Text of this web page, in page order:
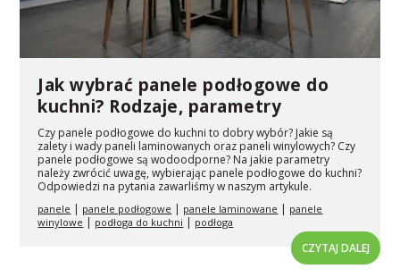
Jak wybrać panele podłogowe do
kuchni? Rodzaje, parametry
Czy panele podłogowe do kuchni to dobry wybór? Jakie są
zalety i wady paneli laminowanych oraz paneli winylowych? Czy
panele podłogowe są wodoodporne? Na jakie parametry
należy zwrócić uwagę, wybierając panele podłogowe do kuchni?
Odpowiedzi na pytania zawarliśmy w naszym artykule.
panele | panele podłogowe | panele laminowane | panele
winylowe | podłoga do kuchni | podłoga
CZYTAJ DALEJ